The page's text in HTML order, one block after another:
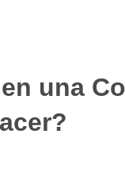
una